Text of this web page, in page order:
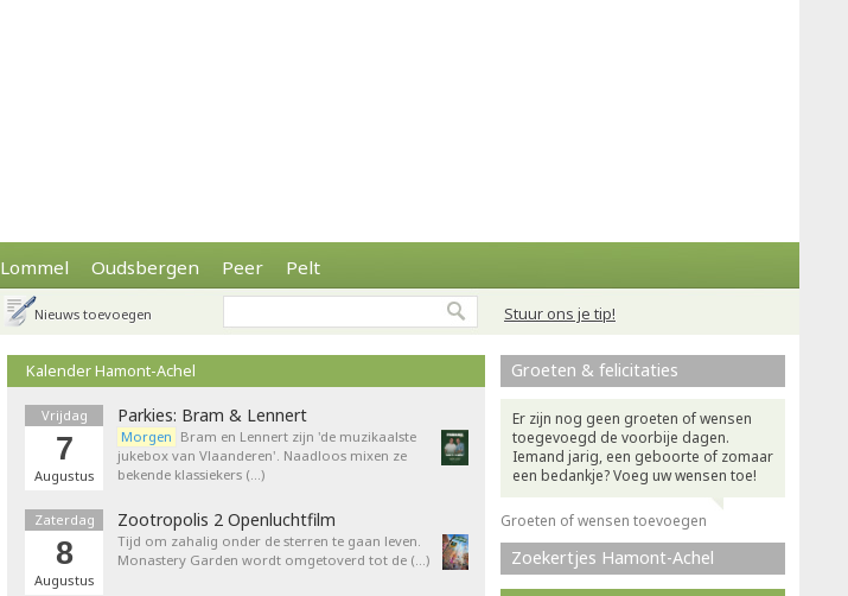
Lommel Oudsbergen Peer Pelt
Stuur ons je tip!
Nieuws toevoegen
Kalender Hamont-Achel
Vrijdag
7
Augustus
Parkies: Bram & Lennert
Morgen Bram en Lennert zijn 'de muzikaalste
jukebox van Vlaanderen'. Naadloos mixen ze
bekende klassiekers (…)
Zaterdag
8
Augustus
Zootropolis 2 Openluchtfilm
Tijd om zahalig onder de sterren te gaan leven.
Monastery Garden wordt omgetoverd tot de (…)
Groeten & felicitaties
Er zijn nog geen groeten of wensen
toegevoegd de voorbije dagen.
Iemand jarig, een geboorte of zomaar
een bedankje? Voeg uw wensen toe!
Groeten of wensen toevoegen
Zoekertjes Hamont-Achel